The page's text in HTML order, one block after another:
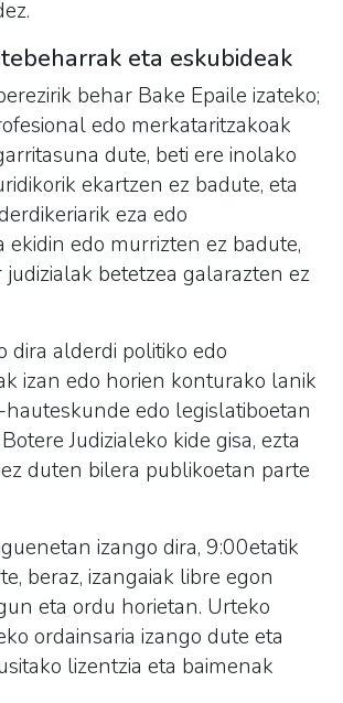
eta eskubideak
behar Bake Epaile izateko;
edo merkataritzakoak
dute, beti ere inolako
ekartzen ez badute, eta
eza edo
ekidin edo murrizten ez badute,
betetzea galarazten ez
dira alderdi politiko edo
izan edo horien konturako lanik
edo legislatiboetan
Judizialeko kide gisa, ezta
duten bilera publikoetan parte
izango dira, 9:00etatik
beraz, izangaiak libre egon
eta ordu horietan. Urteko
ordainsaria izango dute eta
lizentzia eta baimenak